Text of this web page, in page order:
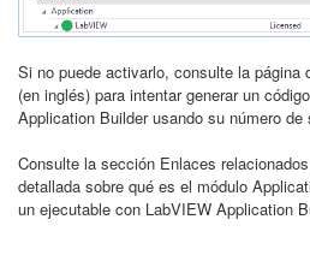
Si no puede activarlo, consulte la página
(en inglés) para intentar generar un
Application Builder usando su número de
Consulte la sección Enlaces
detallada sobre qué es el módulo
un ejecutable con LabVIEW Application